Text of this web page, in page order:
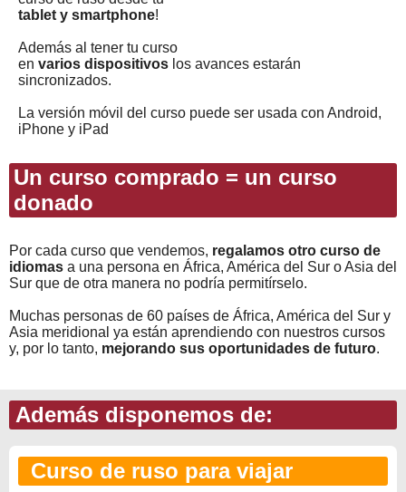
tablet y smartphone!
Además al tener tu curso
en varios dispositivos los avances estarán
sincronizados.
La versión móvil del curso puede ser usada con Android,
iPhone y iPad
Un curso comprado = un curso
donado
Por cada curso que vendemos, regalamos otro curso de
idiomas a una persona en África, América del Sur o Asia del
Sur que de otra manera no podría permitírselo.
Muchas personas de 60 países de África, América del Sur y
Asia meridional ya están aprendiendo con nuestros cursos
y, por lo tanto, mejorando sus oportunidades de futuro.
Además disponemos de:
Curso de ruso para viajar